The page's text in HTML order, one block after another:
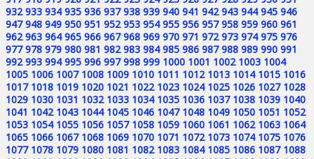
932 933 934 935 936 937 938 939 940 941 942 943 944 945 946
947 948 949 950 951 952 953 954 955 956 957 958 959 960 961
962 963 964 965 966 967 968 969 970 971 972 973 974 975 976
977 978 979 980 981 982 983 984 985 986 987 988 989 990 991
992 993 994 995 996 997 998 999 1000 1001 1002 1003 1004
1005 1006 1007 1008 1009 1010 1011 1012 1013 1014 1015 1016
1017 1018 1019 1020 1021 1022 1023 1024 1025 1026 1027 1028
1029 1030 1031 1032 1033 1034 1035 1036 1037 1038 1039 1040
1041 1042 1043 1044 1045 1046 1047 1048 1049 1050 1051 1052
1053 1054 1055 1056 1057 1058 1059 1060 1061 1062 1063 1064
1065 1066 1067 1068 1069 1070 1071 1072 1073 1074 1075 1076
1077 1078 1079 1080 1081 1082 1083 1084 1085 1086 1087 1088